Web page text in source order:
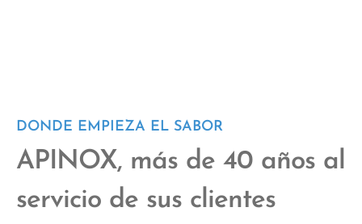
DONDE EMPIEZA EL SABOR
APINOX, más de 40 años al
servicio de sus clientes